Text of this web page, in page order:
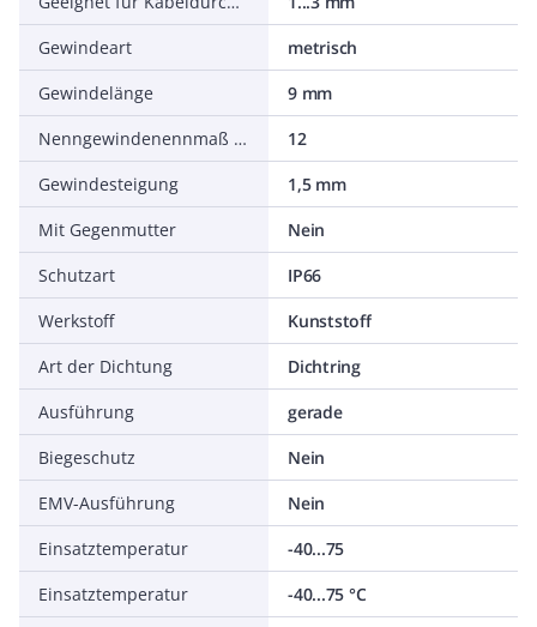
Gewindeart
metrisch
Gewindelänge
9 mm
Nenngewindenennmaß metrisch/PG
12
Gewindesteigung
1,5 mm
Mit Gegenmutter
Nein
Schutzart
IP66
Werkstoff
Kunststoff
Art der Dichtung
Dichtring
Ausführung
gerade
Biegeschutz
Nein
EMV-Ausführung
Nein
Einsatztemperatur
-40...75
Einsatztemperatur
-40...75 °C